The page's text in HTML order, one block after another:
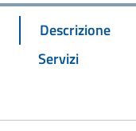
Descrizione
Servizi